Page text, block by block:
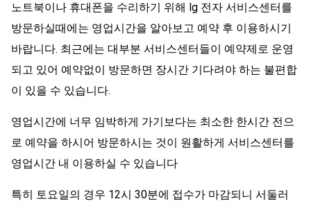
노트북이나 휴대폰을 수리하기 위해 lg 전자 서비스센터를
방문하실때에는 영업시간을 알아보고 예약 후 이용하시기
바랍니다. 최근에는 대부분 서비스센터들이 예약제로 운영
되고 있어 예약없이 방문하면 장시간 기다려야 하는 불편합
이 있을 수 있습니다.
영업시간에 너무 임박하게 가기보다는 최소한 한시간 전으
로 예약을 하시어 방문하시는 것이 원활하게 서비스센터를
영업시간 내 이용하실 수 있습니다
특히 토요일의 경우 12시 30분에 접수가 마감되니 서둘러